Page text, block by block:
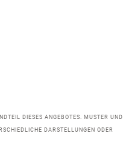
DIESES ANGEBOTES. MUSTER UND
DARSTELLUNGEN ODER